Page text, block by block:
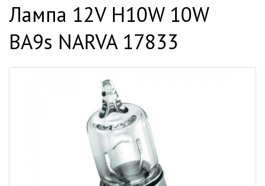
Лампа 12V H10W 10W
BA9s NARVA 17833